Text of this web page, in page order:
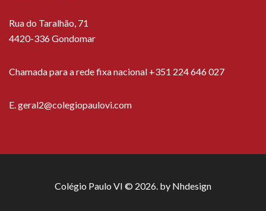
Rua do Taralhão, 71
4420-336 Gondomar
Chamada para a rede fixa nacional +351 224 646 027
E.geral2@colegiopaulovi.com
Colégio Paulo VI © 2026. by Nhdesign